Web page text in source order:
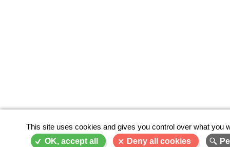
This site uses cookies and gives you control over what you
OK, accept all
Deny all cookies